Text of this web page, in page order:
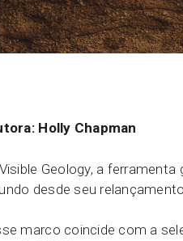
Entre em contato
Comunidade
Holly Chapman
Geology, a
desde seu
marco coincide com a